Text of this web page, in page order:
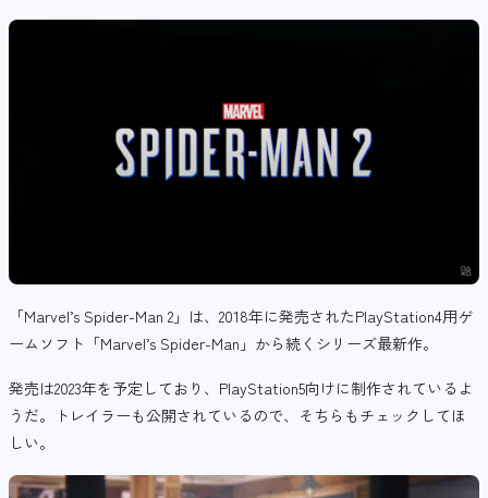
「Marvel’s Spider-Man 2」は、2018年に発売されたPlayStation4用ゲ
ームソフト「Marvel’s Spider-Man」から続くシリーズ最新作。
発売は2023年を予定しており、PlayStation5向けに制作されているよ
うだ。トレイラーも公開されているので、そちらもチェックしてほ
しい。